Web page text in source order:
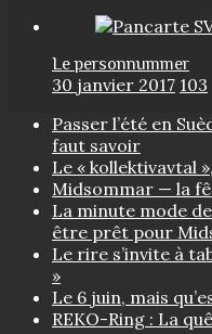
Le personnummer
30 janvier 2017 103
Passer l’été en
faut savoir
Le « kollektivavtal
Midsommar — la
La minute mode
être prêt pour
Le rire s’invite à
»
Le 6 juin, mais
REKO-Ring : La